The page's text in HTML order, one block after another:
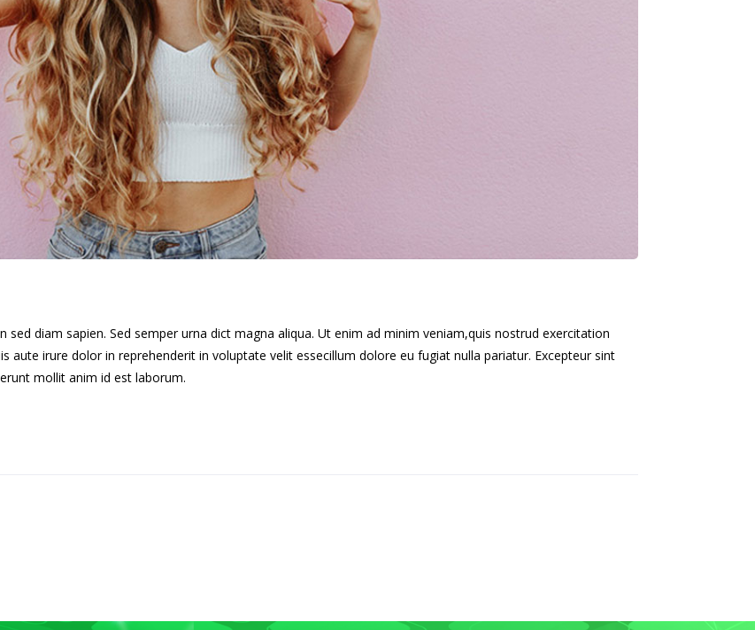
diam sapien. Sed semper urna dict magna aliqua. Ut enim ad minim veniam,quis nostrud exercitation
aute irure dolor in reprehenderit in voluptate velit essecillum dolore eu fugiat nulla pariatur. Excepteur sint
mollit anim id est laborum.